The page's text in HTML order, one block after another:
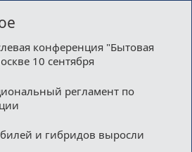
конференция "Бытовая
10 сентября
регламент по
и гибридов выросли